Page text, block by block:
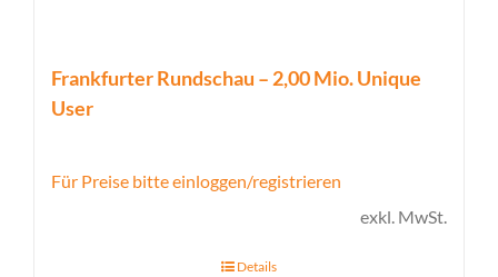
Frankfurter Rundschau – 2,00 Mio. Unique
User
Für Preise bitte einloggen/registrieren
exkl. MwSt.
Details